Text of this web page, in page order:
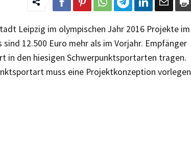
Leipzig im olympischen Jahr 2016 Projekte im
12.500 Euro mehr als im Vorjahr. Empfänger
in den hiesigen Schwerpunktsportarten tragen.
muss eine Projektkonzeption vorlegen